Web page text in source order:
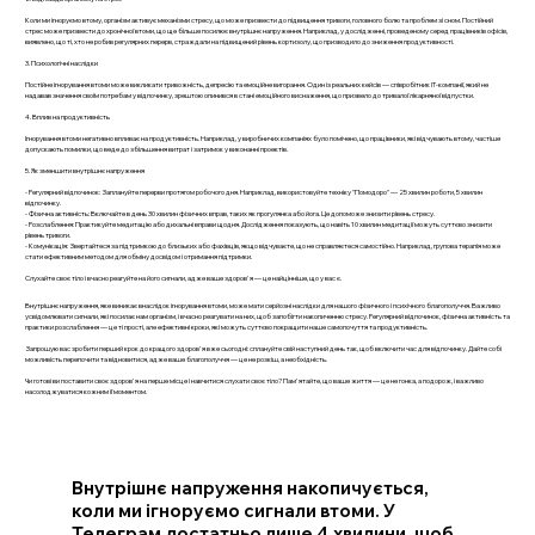
Коли ми ігноруємо втому, організм активує механізми стресу, що може призвести до підвищення тривоги, головного болю та проблем зі сном. Постійний
стрес може призвести до хронічної втоми, що ще більше посилює внутрішнє напруження. Наприклад, у дослідженні, проведеному серед працівників офісів,
виявлено, що ті, хто не робив регулярних перерв, страждали на підвищений рівень кортизолу, що призводило до зниження продуктивності.
3. Психологічні наслідки
Постійне ігнорування втоми може викликати тривожність, депресію та емоційне вигорання. Один із реальних кейсів — співробітник IT-компанії, який не
надавав значення своїм потребам у відпочинку, зрештою опинився в стані емоційного виснаження, що призвело до тривалої лікарняної відпустки.
4. Вплив на продуктивність
Ігнорування втоми негативно впливає на продуктивність. Наприклад, у виробничих компаніях було помічено, що працівники, які відчувають втому, частіше
допускають помилки, що веде до збільшення витрат і затримок у виконанні проектів.
5. Як зменшити внутрішнє напруження
- Регулярний відпочинок: Заплануйте перерви протягом робочого дня. Наприклад, використовуйте техніку "Помодоро" — 25 хвилин роботи, 5 хвилин
відпочинку.
- Фізична активність: Включайте в день 30 хвилин фізичних вправ, таких як прогулянка або йога. Це допоможе знизити рівень стресу.
- Розслаблення: Практикуйте медитацію або дихальні вправи щодня. Дослідження показують, що навіть 10 хвилин медитації можуть суттєво знизити
рівень тривоги.
- Комунікація: Звертайтеся за підтримкою до близьких або фахівців, якщо відчуваєте, що не справляєтеся самостійно. Наприклад, групова терапія може
стати ефективним методом для обміну досвідом і отримання підтримки.
Слухайте своє тіло і вчасно реагуйте на його сигнали, адже ваше здоров'я — це найцінніше, що у вас є.
Внутрішнє напруження, яке виникає внаслідок ігнорування втоми, може мати серйозні наслідки для нашого фізичного і психічного благополуччя. Важливо
усвідомлювати сигнали, які посилає нам організм, і вчасно реагувати на них, щоб запобігти накопиченню стресу. Регулярний відпочинок, фізична активність та
практики розслаблення — це ті прості, але ефективні кроки, які можуть суттєво покращити наше самопочуття та продуктивність.
Запрошую вас зробити перший крок до кращого здоров'я вже сьогодні: сплануйте свій наступний день так, щоб включити час для відпочинку. Дайте собі
можливість перепочити та відновитися, адже ваше благополуччя — це не розкіш, а необхідність.
Чи готові ви поставити своє здоров'я на перше місце і навчитися слухати своє тіло? Пам'ятайте, що ваше життя — це не гонка, а подорож, і важливо
насолоджуватися кожним її моментом.
Внутрішнє напруження накопичується,
коли ми ігноруємо сигнали втоми. У